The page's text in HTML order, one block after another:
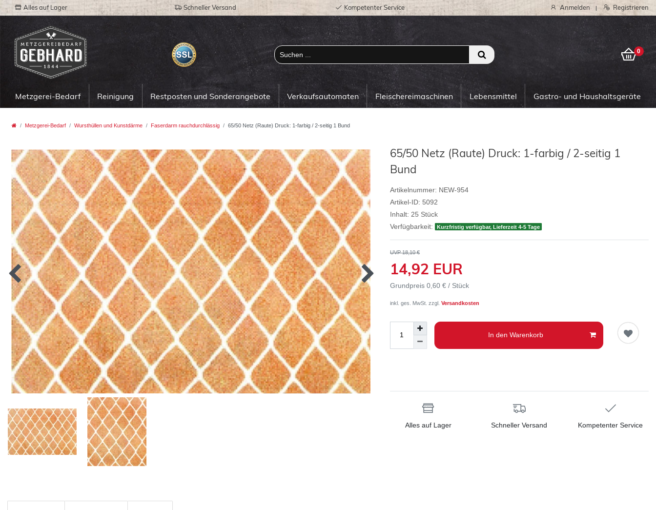
Alles auf Lager Schneller Versand Kompetenter Service Anmelden | Registrieren
0
0
Metzgerei-Bedarf Reinigung Restposten und Sonderangebote Verkaufsautomaten Fleischereimaschinen Lebensmittel Gastro- und Haushaltsgeräte
Metzgerei-Bedarf Wursthüllen und Kunstdärme Faserdarm rauchdurchlässig 65/50 Netz (Raute) Druck: 1-farbig / 2-seitig 1 Bund
65/50 Netz (Raute) Druck: 1-farbig / 2-seitig 1
Bund
Artikelnummer: NEW-954
Artikel-ID: 5092
Inhalt: 25 Stück
Verfügbarkeit:
Kurzfristig verfügbar, Lieferzeit 4-5 Tage
UVP 18,10 €
14,92 EUR
Grundpreis 0,60 € / Stück
inkl. ges. MwSt. zzgl. Versandkosten
In den Warenkorb
Alles auf Lager Schneller Versand Kompetenter Service